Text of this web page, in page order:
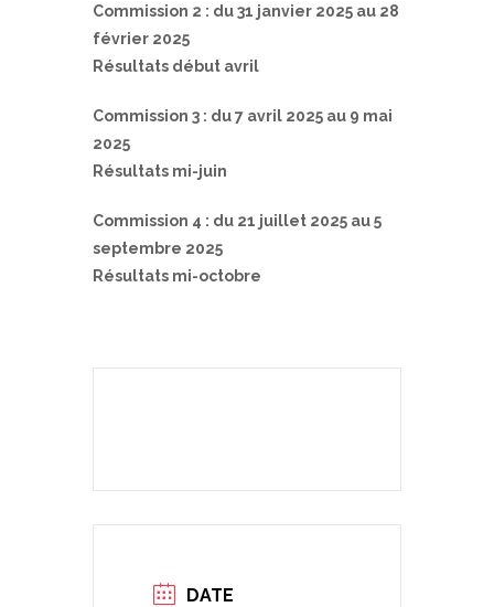
Commission 2 : du 31 janvier 2025 au 28
février 2025
Résultats début avril
Commission 3 : du 7 avril 2025 au 9 mai
2025
Résultats mi-juin
Commission 4 : du 21 juillet 2025 au 5
septembre 2025
Résultats mi-octobre
DATE